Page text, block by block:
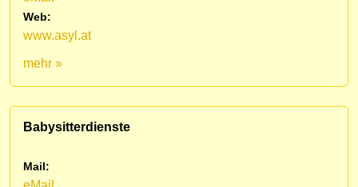
Web:
www.asyl.at
mehr »
Babysitterdienste
Mail: